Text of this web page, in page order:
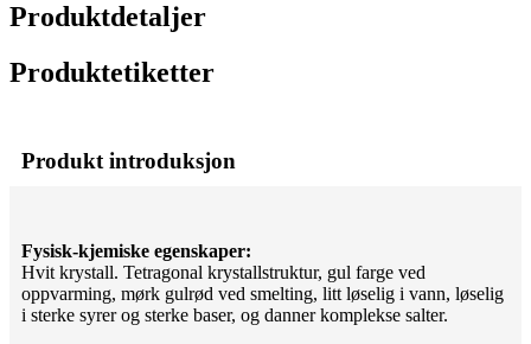
Produktdetaljer
Produktetiketter
Produkt introduksjon
Fysisk-kjemiske egenskaper:
Hvit krystall. Tetragonal krystallstruktur, gul farge ved
oppvarming, mørk gulrød ved smelting, litt løselig i vann, løselig
i sterke syrer og sterke baser, og danner komplekse salter.